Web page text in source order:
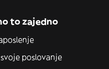
to zajedno
poslovanje